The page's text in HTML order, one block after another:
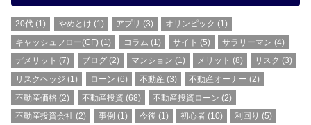
20代 (1) やめとけ (1) アプリ (3) オリンピック (1)
キャッシュフロー(CF) (1) コラム (1) サイト (5) サラリーマン (4)
デメリット (7) ブログ(2) マンション (1) メリット (8) リスク (3)
リスクヘッジ (1) ローン (6) 不動産(3) 不動産オーナー (2)
不動産価格 (2) 不動産投資 (68) 不動産投資ローン (2)
不動産投資会社 (2) 事例 (1) 今後 (1) 初心者 (10) 利回り (5)